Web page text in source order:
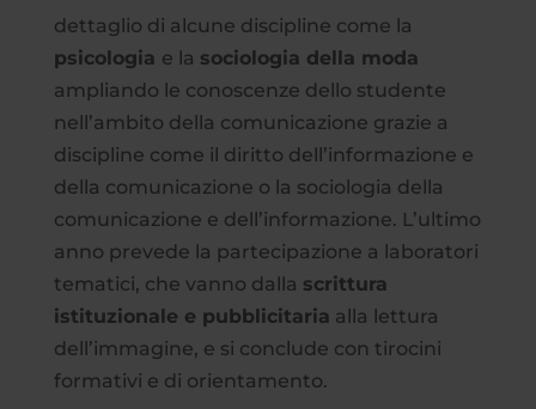
dettaglio di alcune discipline come la
psicologia e la sociologia della moda
ampliando le conoscenze dello studente
nell’ambito della comunicazione grazie a
discipline come il diritto dell’informazione e
della comunicazione o la sociologia della
comunicazione e dell’informazione. L’ultimo
anno prevede la partecipazione a laboratori
tematici, che vanno dalla scrittura
istituzionale e pubblicitaria alla lettura
dell’immagine, e si conclude con tirocini
formativi e di orientamento.